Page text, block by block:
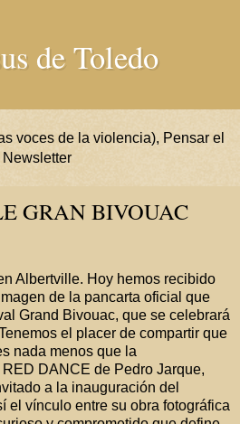
de Toledo
voces de la violencia), Pensar el
GRAN BIVOUAC
Albertville. Hoy hemos recibido
de la pancarta oficial que
Grand Bivouac, que se celebrará
el placer de compartir que
nada menos que la
DANCE de Pedro Jarque,
a la inauguración del
el vínculo entre su obra fotográfica